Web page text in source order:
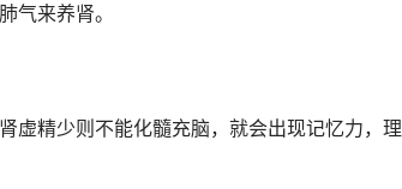
气来养肾。
虚精少则不能化髓充脑，就会出现记忆力，